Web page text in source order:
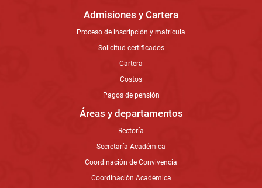
Admisiones y Cartera
Proceso de inscripción y matrícula
Solicitud certificados
Cartera
Costos
Pagos de pensión
Áreas y departamentos
Rectoría
Secretaría Académica
Coordinación de Convivencia
Coordinación Académica